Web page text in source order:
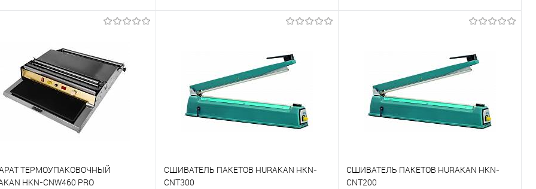
ТЕРМОУПАКОВОЧНЫЙ
HKN-CNW460 PRO
СШИВАТЕЛЬ ПАКЕТОВ HURAKAN HKN-
CNT300
СШИВАТЕЛЬ ПАКЕТОВ HURAKAN HKN-
CNT200